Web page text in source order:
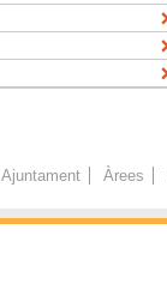
Ajuntament Àrees